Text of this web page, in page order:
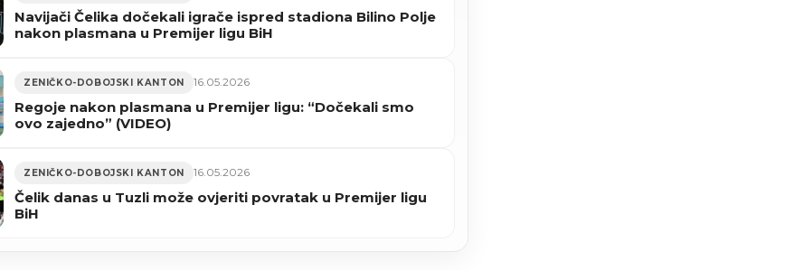
Navijači Čelika dočekali igrače ispred stadiona Bilino Polje
nakon plasmana u Premijer ligu BiH
ZENIČKO-DOBOJSKI KANTON 16.05.2026
Regoje nakon plasmana u Premijer ligu: “Dočekali smo
ovo zajedno” (VIDEO)
ZENIČKO-DOBOJSKI KANTON 16.05.2026
Čelik danas u Tuzli može ovjeriti povratak u Premijer ligu
BiH